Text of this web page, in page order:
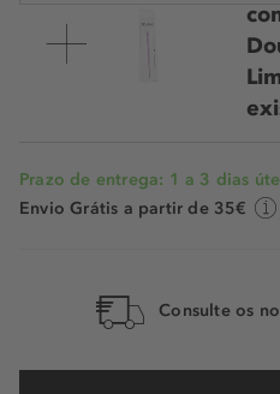
Prazo de entrega: 1 a 3 dias
Envio Grátis a partir de 35€
Consulte os